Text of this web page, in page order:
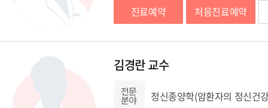
진료예약 처음진료예약
김경란 교수
정신종양학(암환자의 정신건